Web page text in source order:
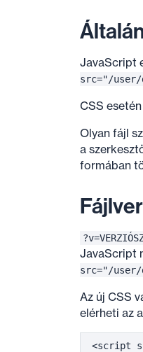
JavaScript
src="/
CSS
Olyan fájl
a
formában
JavaScript
src="/
Az új CSS
elérheti az